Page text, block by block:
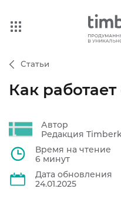
Статьи
Как
Автор
Редакция
Время на чтение
6 минут
Дата обновления
24.01.2025